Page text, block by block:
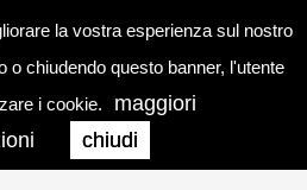
la vostra esperienza sul nostro
o chiudendo questo banner, l'utente
i cookie.
maggiori
chiudi
0